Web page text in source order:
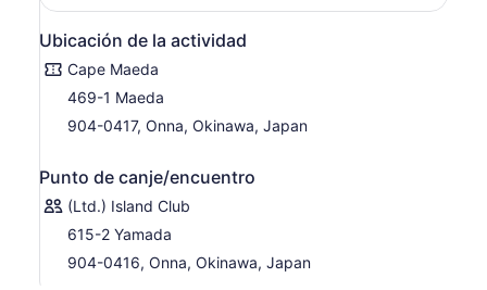
Ubicación de la actividad
Cape Maeda
469-1 Maeda
904-0417, Onna, Okinawa, Japan
Punto de canje/encuentro
(Ltd.) Island Club
615-2 Yamada
904-0416, Onna, Okinawa, Japan